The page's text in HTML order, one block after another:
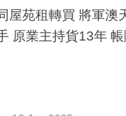
屋苑租轉買 將軍
原業主持貨13年